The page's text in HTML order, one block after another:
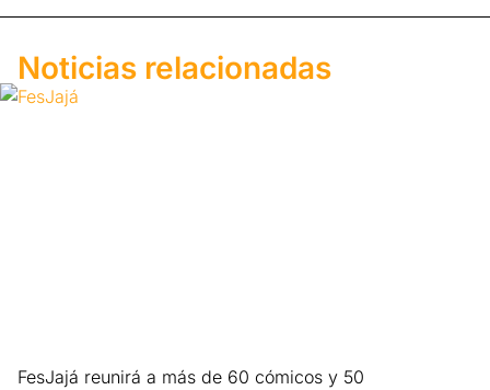
Noticias relacionadas
FesJajá reunirá a más de 60 cómicos y 50